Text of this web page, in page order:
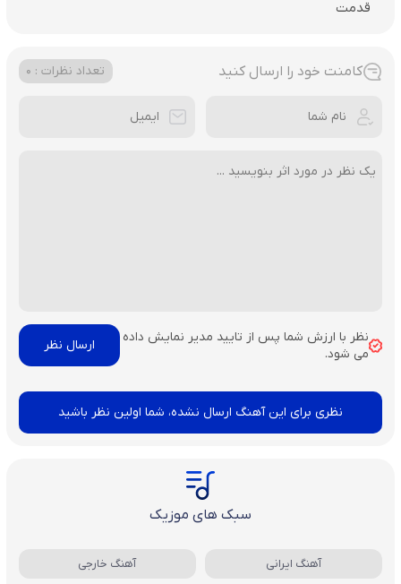
قدمت
کامنت خود را ارسال کنید تعداد نظرات : 0
نظر با ارزش شما پس از تایید مدیر نمایش داده
می شود.
نظری برای این آهنگ ارسال نشده، شما اولین نظر باشید
سبک های موزیک
آهنگ ایرانی آهنگ خارجی